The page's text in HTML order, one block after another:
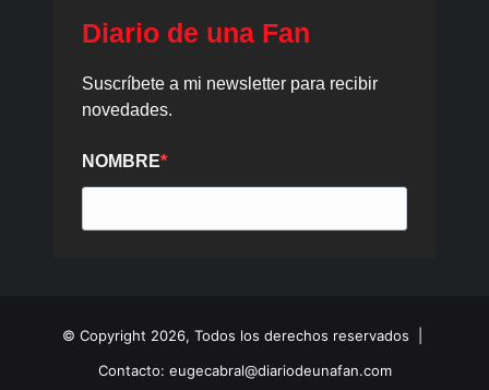
© Copyright 2026, Todos los derechos reservados |
Contacto: eugecabral@diariodeunafan.com